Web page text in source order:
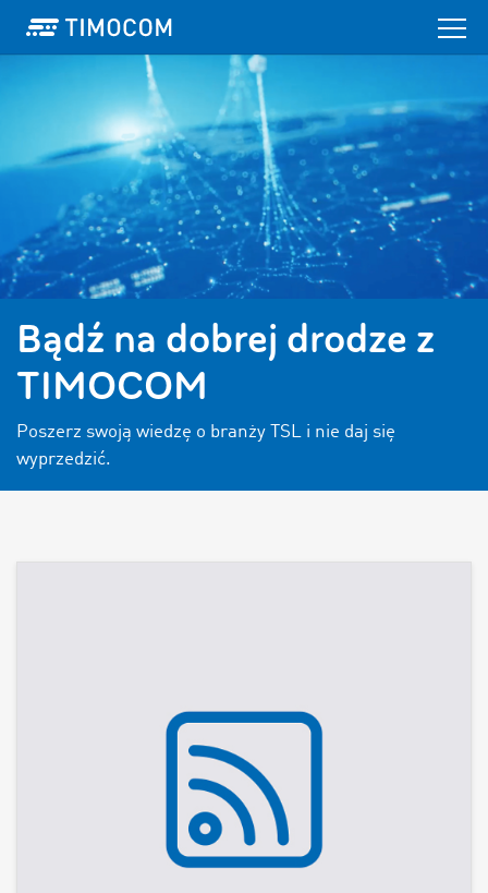
Bądź na dobrej drodze z
TIMOCOM
Poszerz swoją wiedzę o branży TSL i nie daj się
wyprzedzić.